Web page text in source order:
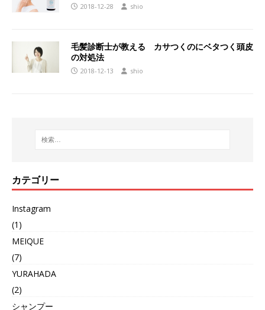
2018-12-28 shio
毛髪診断士が教える カサつくのにベタつく頭皮
の対処法
2018-12-13 shio
カテゴリー
Instagram
(1)
MEIQUE
(7)
YURAHADA
(2)
シャンプー